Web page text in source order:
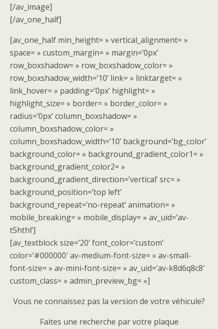
[/av_image]
[/av_one_half]
[av_one_half min_height= » vertical_alignment= »
space= » custom_margin= » margin=’0px’
row_boxshadow= » row_boxshadow_color= »
row_boxshadow_width=’10’ link= » linktarget= »
link_hover= » padding=’0px’ highlight= »
highlight_size= » border= » border_color= »
radius=’0px’ column_boxshadow= »
column_boxshadow_color= »
column_boxshadow_width=’10’ background=’bg_color’
background_color= » background_gradient_color1= »
background_gradient_color2= »
background_gradient_direction=’vertical’ src= »
background_position=’top left’
background_repeat=’no-repeat’ animation= »
mobile_breaking= » mobile_display= » av_uid=’av-
t5hthl’]
[av_textblock size=’20’ font_color=’custom’
color=’#000000′ av-medium-font-size= » av-small-
font-size= » av-mini-font-size= » av_uid=’av-k8d6q8c8′
custom_class= » admin_preview_bg= »]
Vous ne connaissez pas la version de votre véhicule?
Faites une recherche par votre plaque